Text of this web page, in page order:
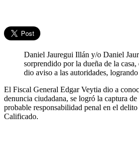
Daniel Jauregui Illán y/o Daniel
sorprendido por la dueña de la
dio aviso a las autoridades,
El Fiscal General Edgar Veytia dio a
denuncia ciudadana, se logró la captura
probable responsabilidad penal en el
Calificado.